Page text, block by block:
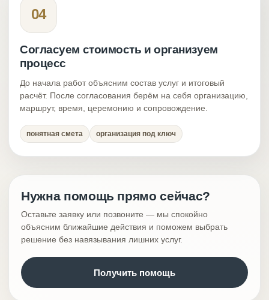
04
Согласуем стоимость и организуем
процесс
До начала работ объясним состав услуг и итоговый
расчёт. После согласования берём на себя организацию,
маршрут, время, церемонию и сопровождение.
понятная смета организация под ключ
Нужна помощь прямо сейчас?
Оставьте заявку или позвоните — мы спокойно
объясним ближайшие действия и поможем выбрать
решение без навязывания лишних услуг.
Получить помощь